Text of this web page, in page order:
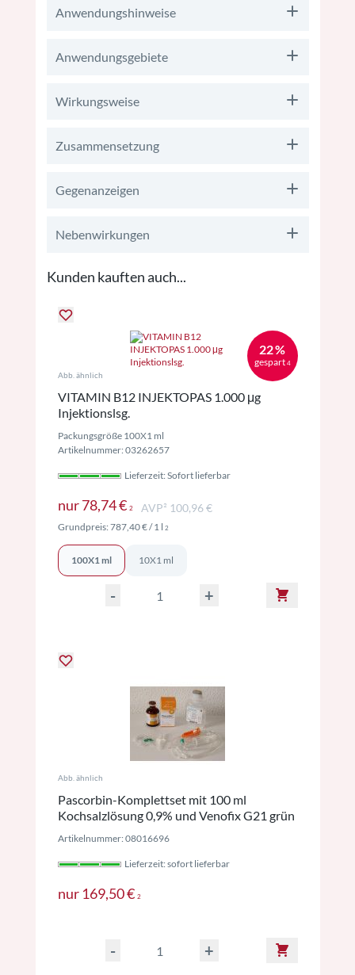
Anwendungshinweise
Anwendungsgebiete
Wirkungsweise
Zusammensetzung
Gegenanzeigen
Nebenwirkungen
Kunden kauften auch...
22 %
gespart 4
Abb. ähnlich
VITAMIN B12 INJEKTOPAS 1.000 μg
Injektionslsg.
Packungsgröße 100X1 ml
Artikelnummer: 03262657
Lieferzeit: Sofort lieferbar
nur78,74 € 2Preise inkl. MwSt. ggf. zzgl. Versand
AVP² 100,96 €
Grundpreis:787,40 €/ 1 l 2Preise inkl. MwSt. ggf. zzgl. Versand
100X1 ml 10X1 ml
- +
Abb. ähnlich
Pascorbin-Komplettset mit 100 ml
Kochsalzlösung 0,9% und Venofix G21 grün
Artikelnummer: 08016696
Lieferzeit: sofort lieferbar
nur 169,50 € 2Preise inkl. MwSt. ggf. zzgl.
- +